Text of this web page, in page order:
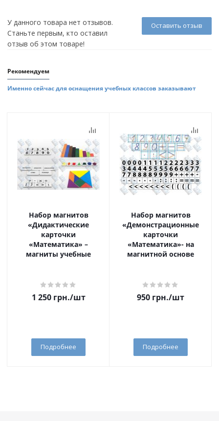
Оставить отзыв
У данного товара нет отзывов.
Станьте первым, кто оставил
отзыв об этом товаре!
Рекомендуем
Именно сейчас для оснащения учебных классов заказывают
Набор магнитов
«Дидактические
карточки
«Математика» –
магниты учебные
1 250грн./шт
Подробнее
Набор магнитов
«Демонстрационные
карточки
«Математика»- на
магнитной основе
950 грн./шт
Подробнее